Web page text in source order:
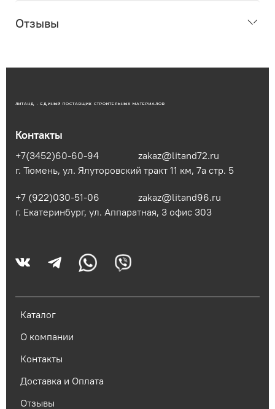
Отзывы
ЛИТАНД - ЕДИНЫЙ ПОСТАВЩИК СТРОИТЕЛЬНЫХ МАТЕРИАЛОВ
Каталог
О компании
Контакты
Доставка и Оплата
Отзывы
Контакты
+7(3452)60-60-94
zakaz@litand72.ru
г. Тюмень, ул. Ялуторовский тракт 11 км, 7а стр. 5
+7 (922)030-51-06
zakaz@litand96.ru
г. Екатеринбург, ул. Аппаратная, 3​ офис 303